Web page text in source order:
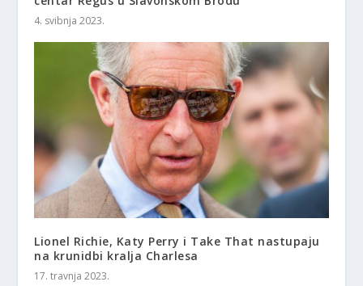
4. svibnja 2023.
Lionel Richie, Katy Perry i Take That nastupaju
na krunidbi kralja Charlesa
17. travnja 2023.